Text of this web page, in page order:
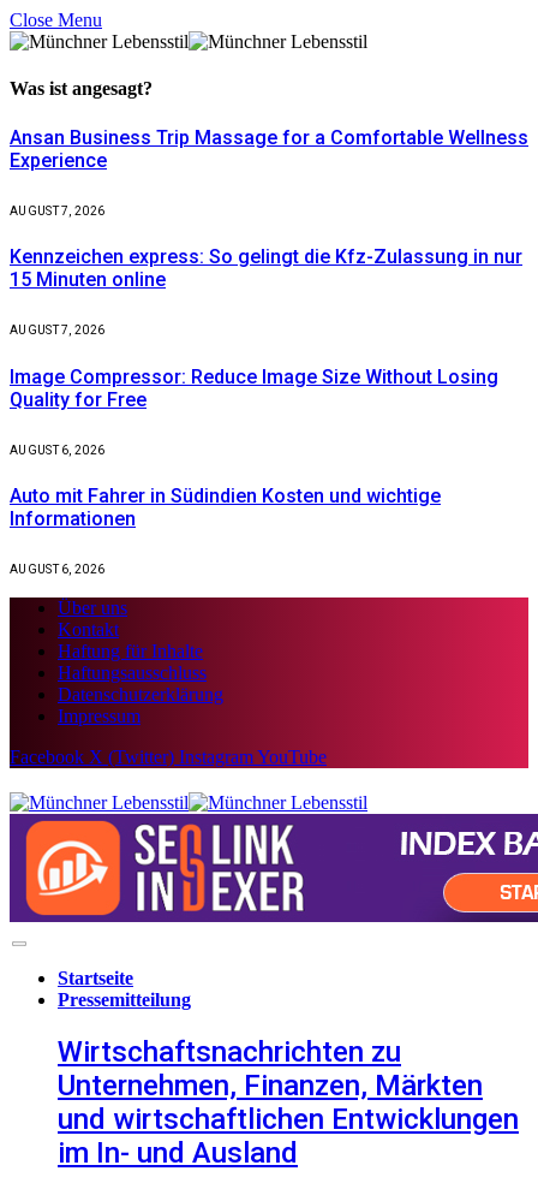
Close Menu
Was ist angesagt?
Ansan Business Trip Massage for a Comfortable Wellness
Experience
AUGUST 7, 2026
Kennzeichen express: So gelingt die Kfz-Zulassung in nur
15 Minuten online
AUGUST 7, 2026
Image Compressor: Reduce Image Size Without Losing
Quality for Free
AUGUST 6, 2026
Auto mit Fahrer in Südindien Kosten und wichtige
Informationen
AUGUST 6, 2026
Über uns
Kontakt
Haftung für Inhalte
Haftungsausschluss
Datenschutzerklärung
Impressum
Facebook X (Twitter) InstagramYouTube
Startseite
Pressemitteilung
Wirtschaftsnachrichten zu
Unternehmen, Finanzen, Märkten
und wirtschaftlichen Entwicklungen
im In- und Ausland